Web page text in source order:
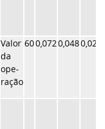
Valor
da
ope-
ração
600,0720,0480,028